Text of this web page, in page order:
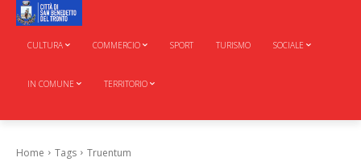
CULTURA COMMERCIO SPORT TURISMO SOCIALE
IN COMUNE TERRITORIO
Home Tags Truentum